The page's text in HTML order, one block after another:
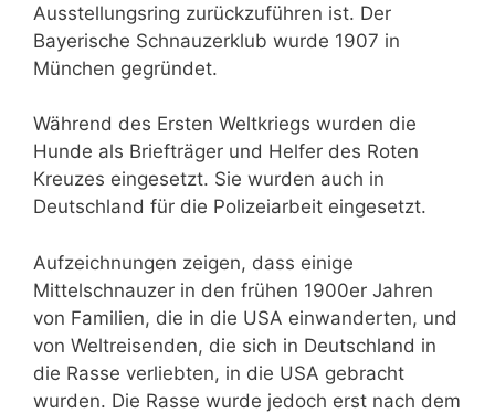
Ausstellungsring zurückzuführen ist. Der
Bayerische Schnauzerklub wurde 1907 in
München gegründet.
Während des Ersten Weltkriegs wurden die
Hunde als Briefträger und Helfer des Roten
Kreuzes eingesetzt. Sie wurden auch in
Deutschland für die Polizeiarbeit eingesetzt.
Aufzeichnungen zeigen, dass einige
Mittelschnauzer in den frühen 1900er Jahren
von Familien, die in die USA einwanderten, und
von Weltreisenden, die sich in Deutschland in
die Rasse verliebten, in die USA gebracht
wurden. Die Rasse wurde jedoch erst nach dem